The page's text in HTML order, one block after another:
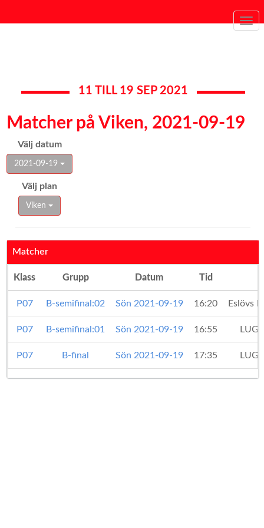
11 TILL 19 SEP 2021
Matcher på Viken, 2021-09-19
Välj datum
2021-09-19
Välj plan
Viken
Matcher
Klass Grupp Datum Tid
P07 B-semifinal:02 Sön 2021-09-19 16:20 Eslövs
P07 B-semifinal:01 Sön 2021-09-19 16:55
P07 B-final Sön 2021-09-19 17:35